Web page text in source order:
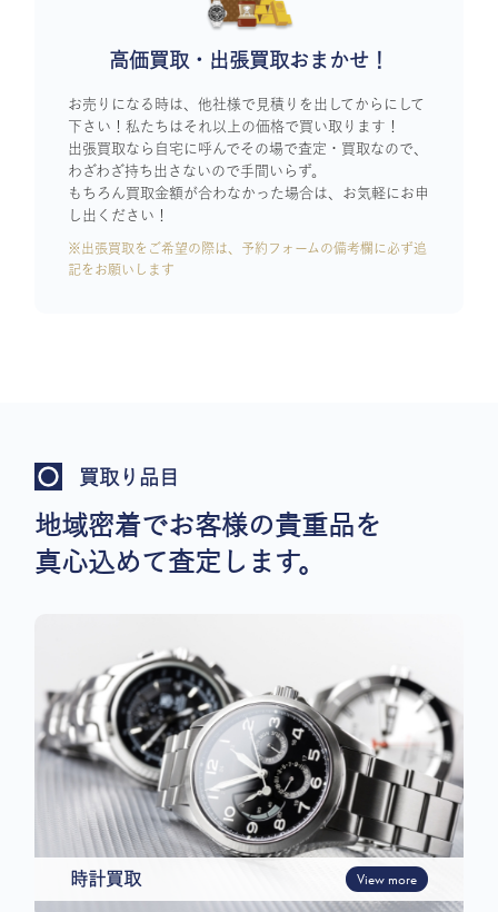
高価買取・出張買取おまかせ！
お売りになる時は、他社様で見積りを出してからにして
下さい！私たちはそれ以上の価格で買い取ります！
出張買取なら自宅に呼んでその場で査定・買取なので、
わざわざ持ち出さないので手間いらず。
もちろん買取金額が合わなかった場合は、お気軽にお申
し出ください！
※出張買取をご希望の際は、予約フォームの備考欄に必ず追
記をお願いします
買取り品目
地域密着でお客様の貴重品を
真心込めて査定します。
時計買取 View more